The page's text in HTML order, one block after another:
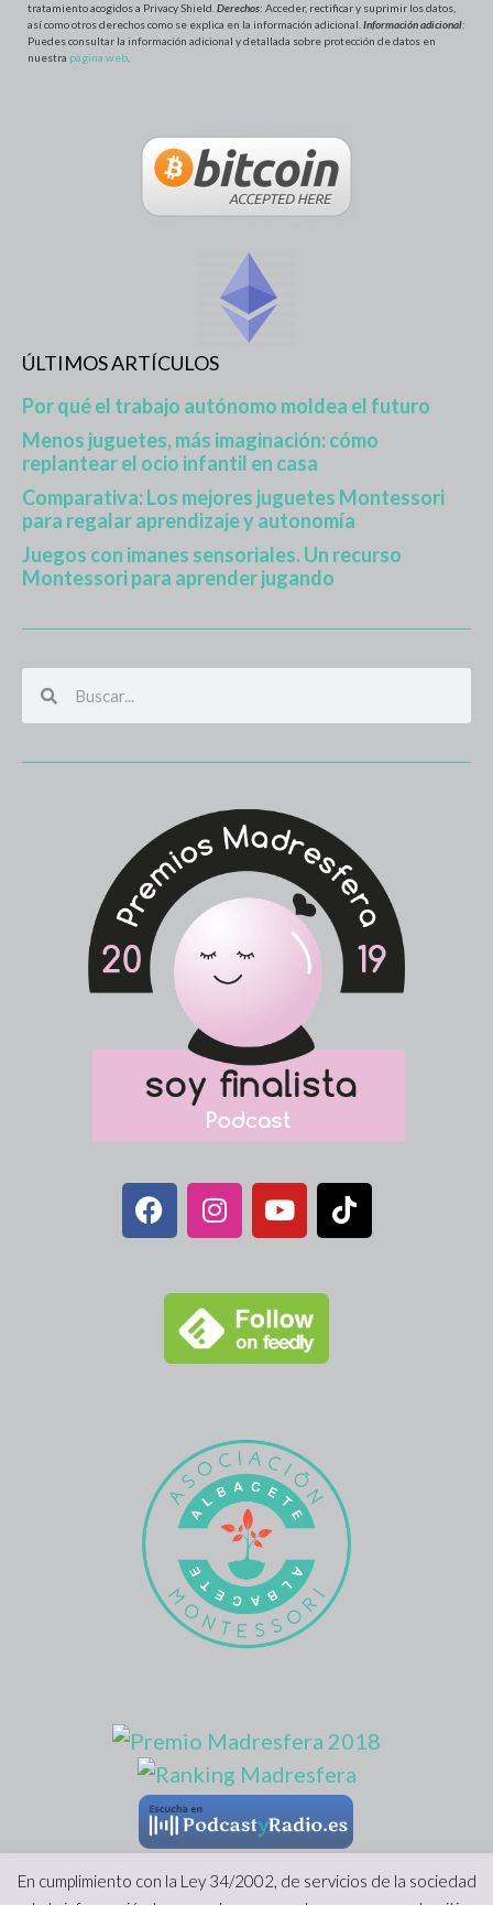
tratamiento acogidos a Privacy Shield. Derechos: Acceder, rectificar y suprimir los datos,
así como otros derechos como se explica en la información adicional. Información adicional:
Puedes consultar la información adicional y detallada sobre protección de datos en
nuestra página web
ÚLTIMOS ARTÍCULOS
Por qué el trabajo autónomo moldea el futuro
Menos juguetes, más imaginación: cómo
replantear el ocio infantil en casa
Comparativa: Los mejores juguetes Montessori
para regalar aprendizaje y autonomía
Juegos con imanes sensoriales. Un recurso
Montessori para aprender jugando
En cumplimiento con la Ley 34/2002, de servicios de la sociedad